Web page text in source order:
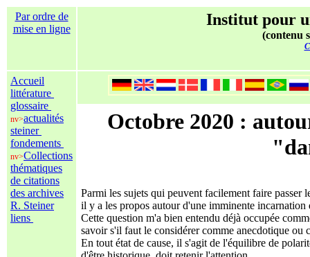
Par ordre de
mise en ligne
Institut pour
(contenu
Accueil
littérature
glossaire
nv>actualités
steiner
fondements
nv>Collections
thématiques
de citations
des archives
R. Steiner
liens
Octobre 2020 :
Parmi les sujets qui peuvent facilement faire passer
il y a les propos autour d'une imminente
Cette question m'a bien entendu déjà occupée
savoir s'il faut le considérer comme anecdotique ou
En tout état de cause, il s'agit de l'équilibre de